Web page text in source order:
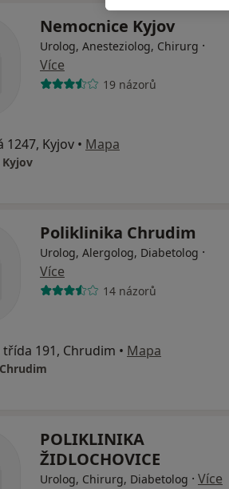
Nemocnice Kyjov
Urolog, Anesteziolog, Chirurg ·
Více
19 názorů
1247, Kyjov • Mapa
Poliklinika Chrudim
Urolog, Alergolog, Diabetolog ·
Více
14 názorů
třída 191, Chrudim • Mapa
POLIKLINIKA
ŽIDLOCHOVICE
Urolog, Chirurg, Diabetolog · Více